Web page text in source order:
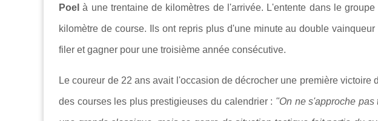
Poel à une trentaine de kilomètres de l'arrivée. L'entente dans le
kilomètre de course. Ils ont repris plus d'une minute au double
filer et gagner pour une troisième année consécutive.
Le coureur de 22 ans avait l'occasion de décrocher une première victoire
des courses les plus prestigieuses du calendrier : "On ne s'approche